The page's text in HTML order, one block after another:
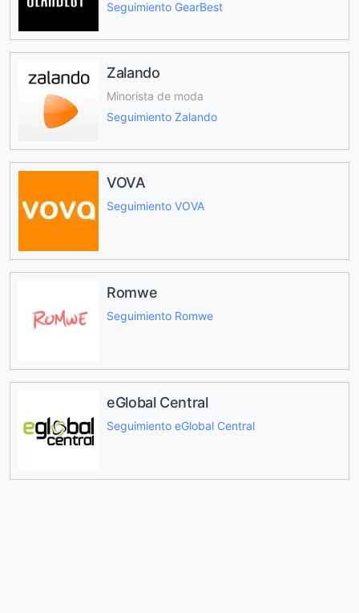
Seguimiento GearBest
Zalando
Minorista de moda
Seguimiento Zalando
VOVA
Seguimiento VOVA
Romwe
Seguimiento Romwe
eGlobal Central
Seguimiento eGlobal Central